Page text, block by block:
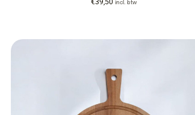
€39,50 incl. btw